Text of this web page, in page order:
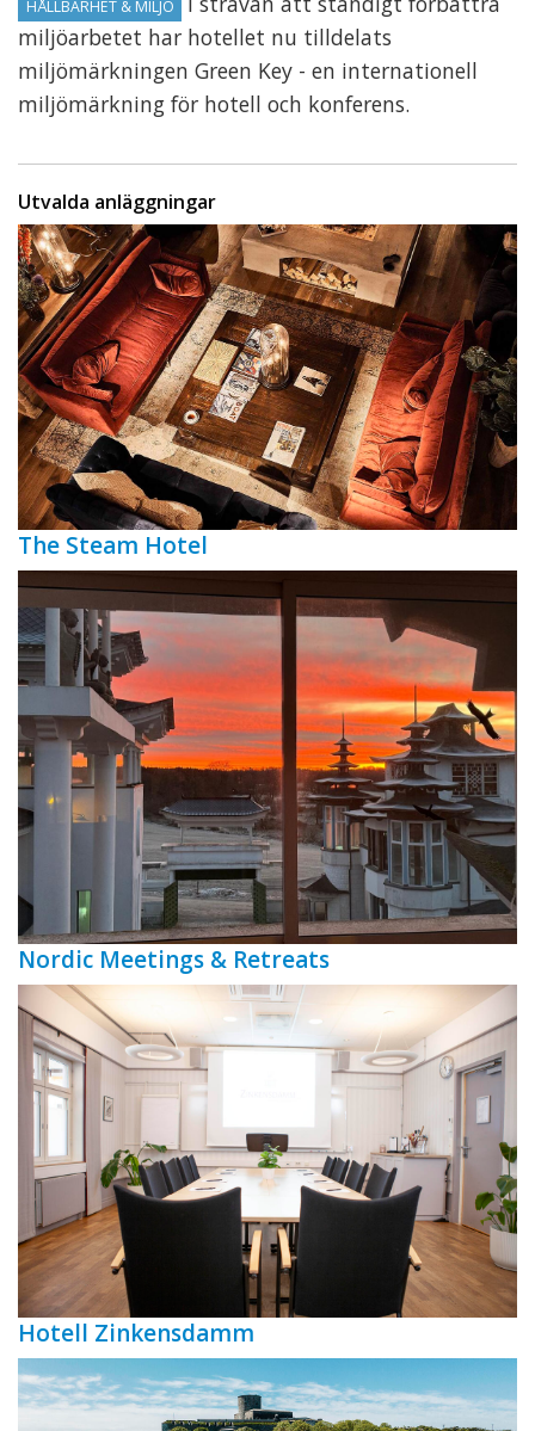
HÅLLBARHET & MILJÖ
miljöarbetet har hotellet nu tilldelats
miljömärkningen Green Key - en internationell
miljömärkning för hotell och konferens.
Utvalda anläggningar
The Steam Hotel
Nordic Meetings & Retreats
Hotell Zinkensdamm